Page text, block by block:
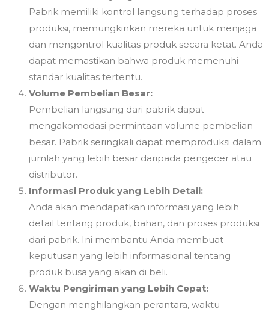
Pabrik memiliki kontrol langsung terhadap proses
produksi, memungkinkan mereka untuk menjaga
dan mengontrol kualitas produk secara ketat. Anda
dapat memastikan bahwa produk memenuhi
standar kualitas tertentu.
Volume Pembelian Besar:
Pembelian langsung dari pabrik dapat
mengakomodasi permintaan volume pembelian
besar. Pabrik seringkali dapat memproduksi dalam
jumlah yang lebih besar daripada pengecer atau
distributor.
Informasi Produk yang Lebih Detail:
Anda akan mendapatkan informasi yang lebih
detail tentang produk, bahan, dan proses produksi
dari pabrik. Ini membantu Anda membuat
keputusan yang lebih informasional tentang
produk busa yang akan di beli.
Waktu Pengiriman yang Lebih Cepat:
Dengan menghilangkan perantara, waktu